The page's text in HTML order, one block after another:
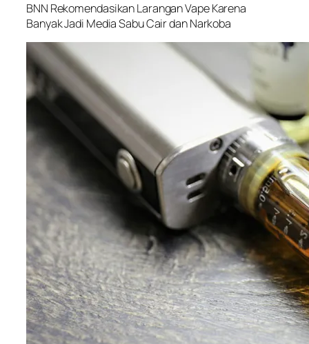
BNN Rekomendasikan Larangan Vape Karena
Banyak Jadi Media Sabu Cair dan Narkoba